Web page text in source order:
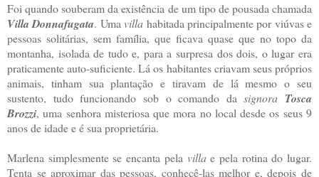
Foi quando souberam da existência de um tipo de pousada chamada
Villa Donnafugata. Uma villa habitada principalmente por viúvas e
pessoas solitárias, sem família, que ficava quase que no topo da
montanha, isolada de tudo e, para a surpresa dos dois, o lugar era
praticamente auto-suficiente. Lá os habitantes criavam seus próprios
animais, tinham sua plantação e tiravam de lá mesmo o seu
sustento, tudo funcionando sob o comando dasignora Tosca
Brozzi, uma senhora misteriosa que mora no local desde os seus 9
anos de idade e é sua proprietária.
Marlena simplesmente se encanta pela villae pela rotina do lugar.
Tenta se aproximar das pessoas, conhecê-las melhor e, depois de